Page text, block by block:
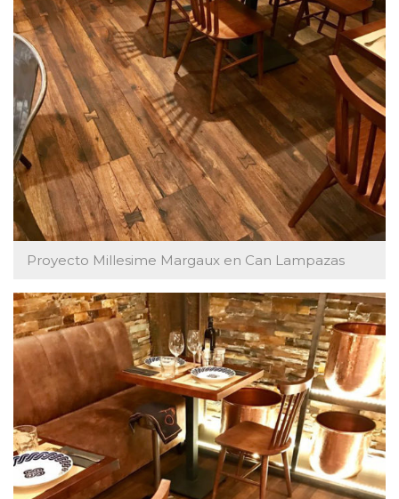
Proyecto Millesime Margaux en Can Lampazas